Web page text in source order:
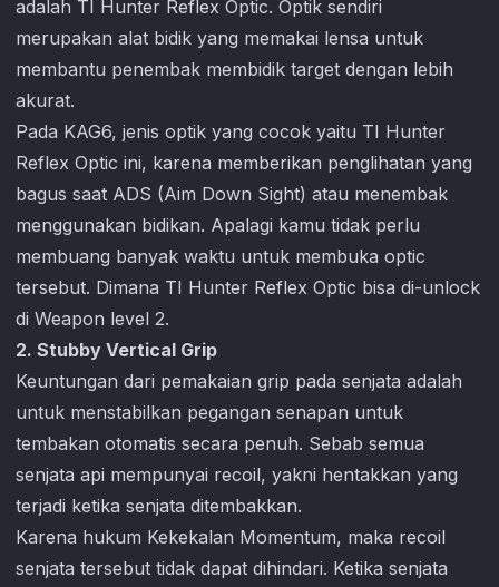
adalah TI Hunter Reflex Optic. Optik sendiri
merupakan alat bidik yang memakai lensa untuk
membantu penembak membidik target dengan lebih
akurat.
Pada KAG6, jenis optik yang cocok yaitu TI Hunter
Reflex Optic ini, karena memberikan penglihatan yang
bagus saat ADS (Aim Down Sight) atau menembak
menggunakan bidikan. Apalagi kamu tidak perlu
membuang banyak waktu untuk membuka optic
tersebut. Dimana TI Hunter Reflex Optic bisa di-unlock
di Weapon level 2.
2. Stubby Vertical Grip
Keuntungan dari pemakaian grip pada senjata adalah
untuk menstabilkan pegangan senapan untuk
tembakan otomatis secara penuh. Sebab semua
senjata api mempunyai recoil, yakni hentakkan yang
terjadi ketika senjata ditembakkan.
Karena hukum Kekekalan Momentum, maka recoil
senjata tersebut tidak dapat dihindari. Ketika senjata